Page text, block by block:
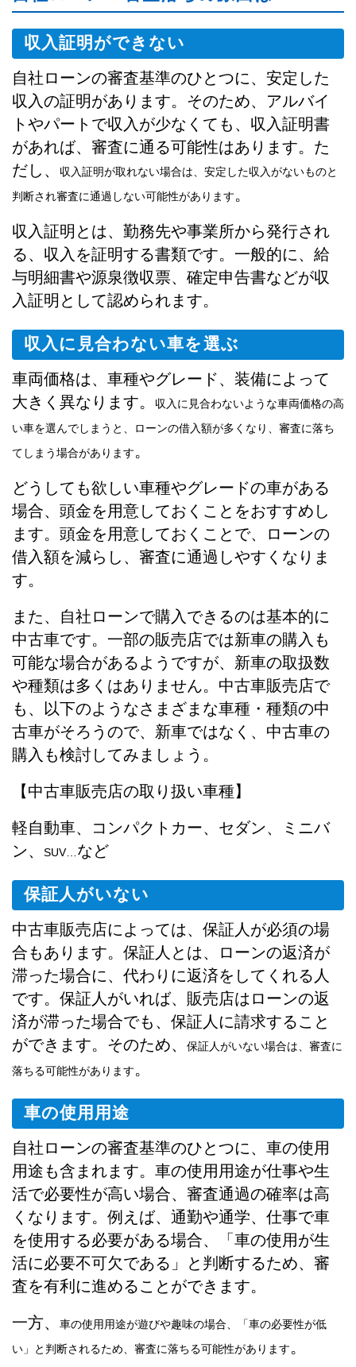
収入証明ができない
自社ローンの審査基準のひとつに、安定した
収入の証明があります。そのため、アルバイ
トやパートで収入が少なくても、収入証明書
があれば、審査に通る可能性はあります。た
だし、
収入証明が取れない場合は、安定した収入がないものと
判断され審査に通過しない可能性があります。
収入証明とは、勤務先や事業所から発行され
る、収入を証明する書類です。一般的に、給
与明細書や源泉徴収票、確定申告書などが収
入証明として認められます。
収入に見合わない車を選ぶ
車両価格は、車種やグレード、装備によって
大きく異なります。
収入に見合わないような車両価格の高
い車を選んでしまうと、ローンの借入額が多くなり、審査に落ち
てしまう場合があります。
どうしても欲しい車種やグレードの車がある
場合、頭金を用意しておくことをおすすめし
ます。頭金を用意しておくことで、ローンの
借入額を減らし、審査に通過しやすくなりま
す。
また、自社ローンで購入できるのは基本的に
中古車です。一部の販売店では新車の購入も
可能な場合があるようですが、新車の取扱数
や種類は多くはありません。中古車販売店で
も、以下のようなさまざまな車種・種類の中
古車がそろうので、新車ではなく、中古車の
購入も検討してみましょう。
【中古車販売店の取り扱い車種】
軽自動車、コンパクトカー、セダン、ミニバ
ン、
SUV… など
保証人がいない
中古車販売店によっては、保証人が必須の場
合もあります。保証人とは、ローンの返済が
滞った場合に、代わりに返済をしてくれる人
です。保証人がいれば、販売店はローンの返
済が滞った場合でも、保証人に請求すること
ができます。そのため、
保証人がいない場合は、審査に
落ちる可能性があります。
車の使用用途
自社ローンの審査基準のひとつに、車の使用
用途も含まれます。車の使用用途が仕事や生
活で必要性が高い場合、審査通過の確率は高
くなります。例えば、通勤や通学、仕事で車
を使用する必要がある場合、「車の使用が生
活に必要不可欠である」と判断するため、審
査を有利に進めることができます。
一方、
車の使用用途が遊びや趣味の場合、「車の必要性が低
い」と判断されるため、審査に落ちる可能性があります。